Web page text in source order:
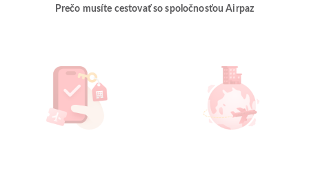
Prečo musíte cestovať so spoločnosťou Airpaz